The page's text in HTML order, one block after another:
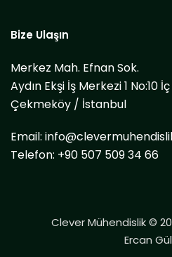
Bize Ulaşın
Merkez Mah. Efnan Sok.
Aydın Ekşi İş Merkezi 1 No:10
Çekmeköy / İstanbul
Email:
Telefon: +90 507 509 34 66
Clever Mühendislik ©
Ercan